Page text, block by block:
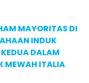
MAYORITAS DI
INDUK
DALAM
MEWAH ITALIA